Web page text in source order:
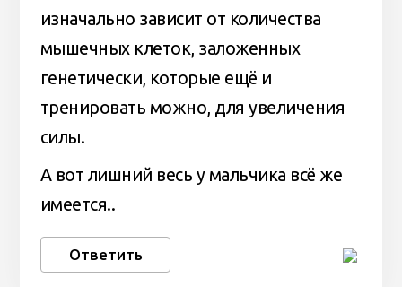
изначально зависит от количества
мышечных клеток, заложенных
генетически, которые ещё и
тренировать можно, для увеличения
силы.
А вот лишний весь у мальчика всё же
имеется..
Ответить